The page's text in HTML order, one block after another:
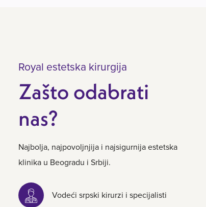
Royal estetska kirurgija
Zašto odabrati
nas?
Najbolja, najpovoljnjija i najsigurnija estetska
klinika u Beogradu i Srbiji.
Vodeći srpski kirurzi i specijalisti